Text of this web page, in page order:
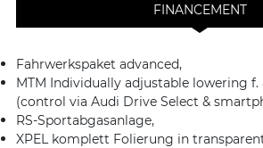
FINANCEMENT
Fahrwerkspaket advanced,
MTM Individually adjustable lowering f.
(control via Audi Drive Select &
RS-Sportabgasanlage,
XPEL komplett Folierung in